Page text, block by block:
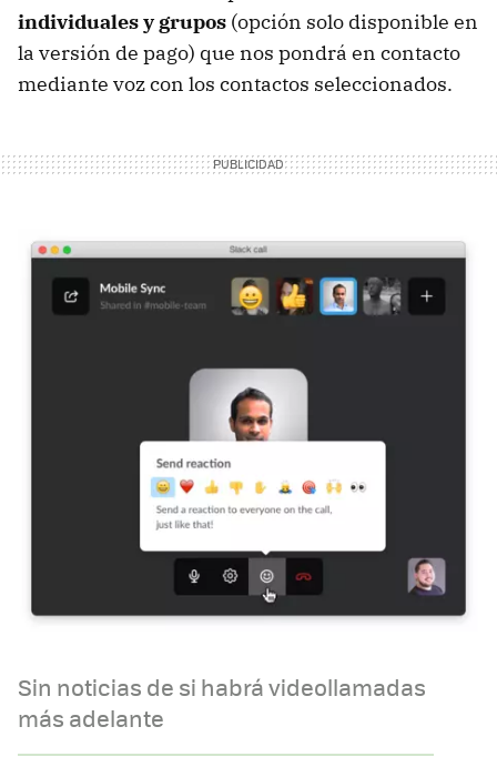
individuales y grupos (opción solo disponible en
la versión de pago) que nos pondrá en contacto
mediante voz con los contactos seleccionados.
Sin noticias de si habrá videollamadas
más adelante